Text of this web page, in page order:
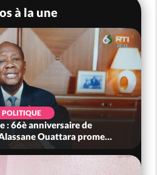
à la une
POLITIQUE
: 66è anniversaire de
Ouattara prome...